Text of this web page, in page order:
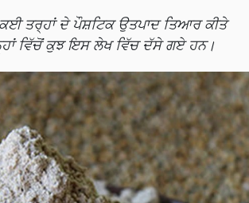
ਤਰ੍ਹਾਂ ਦੇ ਪੌਸ਼ਟਿਕ ਉਤਪਾਦ ਤਿਆਰ ਕੀਤੇ
ਵਿੱਚੋਂ ਕੁਝ ਇਸ ਲੇਖ ਵਿੱਚ ਦੱਸੇ ਗਏ ਹਨ।